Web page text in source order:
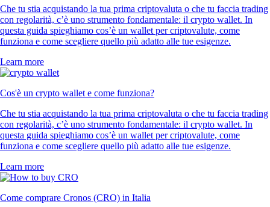
Che tu stia acquistando la tua prima criptovaluta o che tu faccia trading
con regolarità, c’è uno strumento fondamentale: il crypto wallet. In
questa guida spieghiamo cos’è un wallet per criptovalute, come
funziona e come scegliere quello più adatto alle tue esigenze.
Learn more
Cos'è un crypto wallet e come funziona?
Che tu stia acquistando la tua prima criptovaluta o che tu faccia trading
con regolarità, c’è uno strumento fondamentale: il crypto wallet. In
questa guida spieghiamo cos’è un wallet per criptovalute, come
funziona e come scegliere quello più adatto alle tue esigenze.
Learn more
Come comprare Cronos (CRO) in Italia